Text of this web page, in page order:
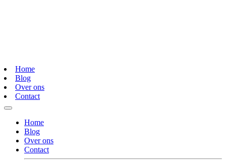
Home
Blog
Over ons
Contact
Home
Blog
Over ons
Contact